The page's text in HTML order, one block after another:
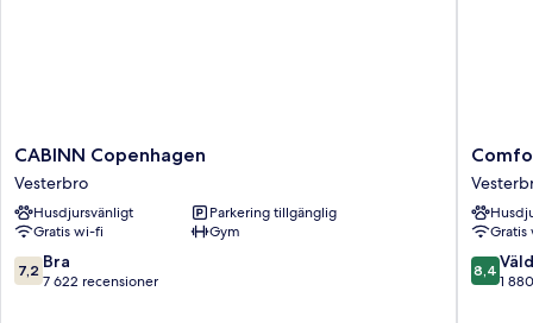
CABINN
Copenhagen
Vesterbro
CABINN Copenhagen
Vesterbro
Husdjursvänligt
Parkering tillgänglig
Gratis wi-fi
Gym
7.2
av
7,2 Bra
7 622 recensioner
Comfort
Hotel
8.4
av
8,4
1